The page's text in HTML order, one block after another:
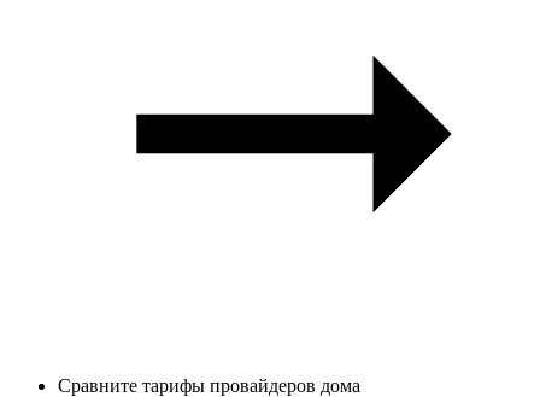
Сравните тарифы провайдеров дома